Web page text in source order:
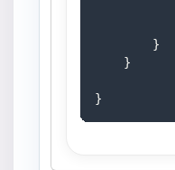
        }
    }
}